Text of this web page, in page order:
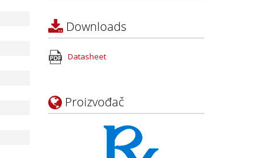
Downloads
Datasheet
Proizvođač